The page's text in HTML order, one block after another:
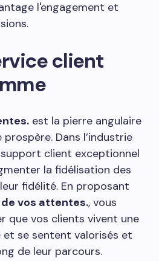
l'engagement et
client
est la pierre angulaire
Dans l’industrie
client exceptionnel
la fidélisation des
fidélité. En proposant
de vos attentes., vous
que vos clients vivent une
se sentent valorisés et
de leur parcours.